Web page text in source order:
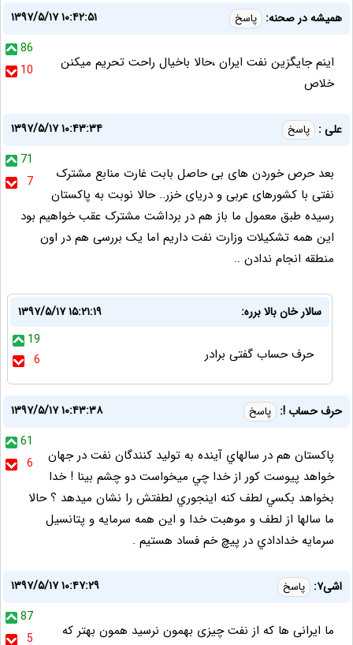
همیشه در صحنه: پاسخ
۱۳۹۷/۵/۱۷ ۱۰:۴۲:۵۱
86
10
اینم جایگزین نفت ایران ،حالا باخیال راحت تحریم میکنن
خلاص
علی : پاسخ
۱۳۹۷/۵/۱۷ ۱۰:۴۳:۳۴
71
7
بعد حرص خوردن های بی حاصل بابت غارت منابع مشترک
نفتی با کشورهای عربی و دریای خزر.. حالا نوبت به پاکستان
رسیده طبق معمول ما باز هم در برداشت مشترک عقب خواهیم بود
این همه تشکیلات وزارت نفت داریم اما یک بررسی هم در اون
منطقه انجام ندادن ..
سالار خان بالا برره:
۱۳۹۷/۵/۱۷ ۱۵:۲۱:۱۹
19
6
حرف حساب گفتی برادر
حرف حساب !: پاسخ
۱۳۹۷/۵/۱۷ ۱۰:۴۳:۳۸
61
6
پاكستان هم در سالهاي آينده به توليد كنندگان نفت در جهان
خواهد پيوست كور از خدا چي ميخواست دو چشم بينا ! خدا
بخواهد بكسي لطف كنه اينجوري لطفتش را نشان ميدهد ؟ حالا
ما سالها از لطف و موهبت خدا و اين همه سرمايه و پتانسيل
سرمايه خدادادي در پيچ خم فساد هستيم .
اشی۷: پاسخ
۱۳۹۷/۵/۱۷ ۱۰:۴۷:۲۹
87
5
ما ایرانی ها که از نفت چیزی بهمون نرسید همون بهتر که